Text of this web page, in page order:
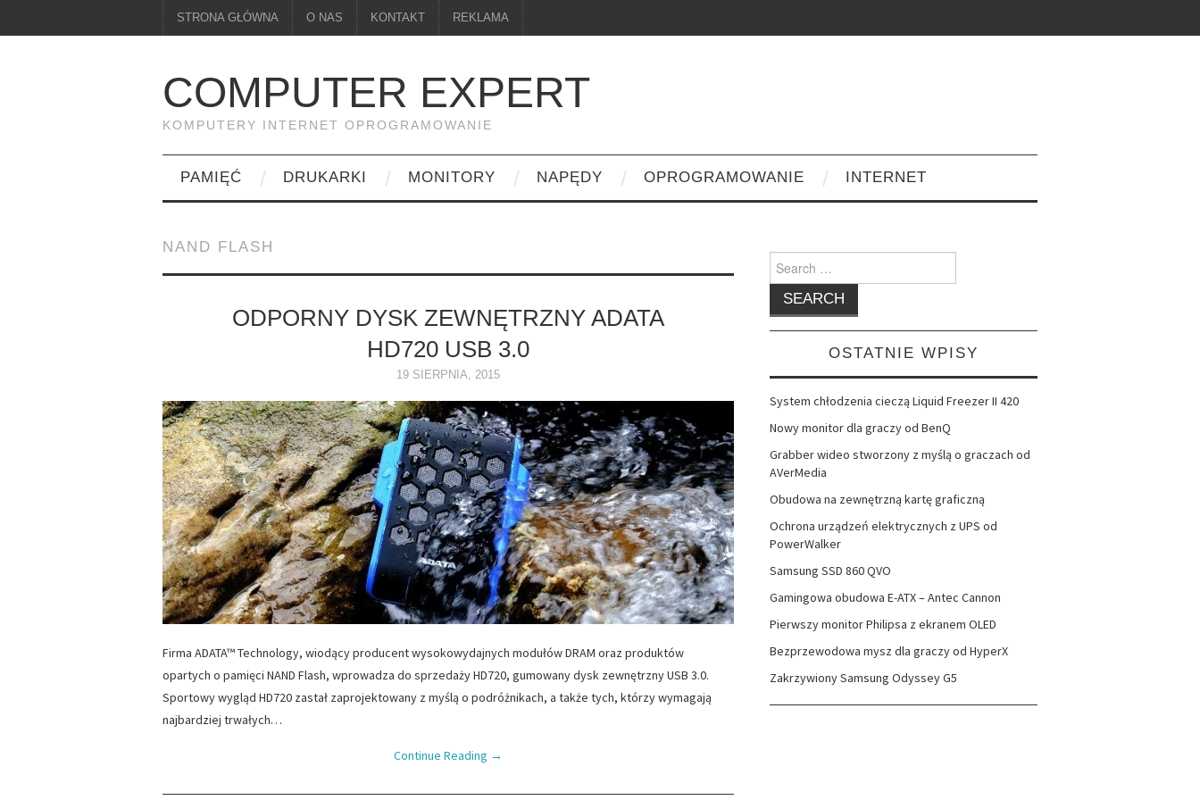
STRONA GŁÓWNA O NAS KONTAKT REKLAMA
COMPUTER EXPERT
KOMPUTERY INTERNET OPROGRAMOWANIE
PAMIĘĆ DRUKARKI MONITORY NAPĘDY OPROGRAMOWANIE INTERNET
NAND FLASH
ODPORNY DYSK ZEWNĘTRZNY ADATA
HD720 USB 3.0
19 SIERPNIA, 2015
Firma ADATA™ Technology, wiodący producent wysokowydajnych modułów DRAM oraz produktów
opartych o pamięci NAND Flash, wprowadza do sprzedaży HD720, gumowany dysk zewnętrzny USB 3.0.
Sportowy wygląd HD720 zastał zaprojektowany z myślą o podróżnikach, a także tych, którzy wymagają
najbardziej trwałych…
Continue Reading →
Search
for:
OSTATNIE WPISY
System chłodzenia cieczą Liquid Freezer II 420
Nowy monitor dla graczy od BenQ
Grabber wideo stworzony z myślą o graczach od
AVerMedia
Obudowa na zewnętrzną kartę graficzną
Ochrona urządzeń elektrycznych z UPS od
PowerWalker
Samsung SSD 860 QVO
Gamingowa obudowa E-ATX – Antec Cannon
Pierwszy monitor Philipsa z ekranem OLED
Bezprzewodowa mysz dla graczy od HyperX
Zakrzywiony Samsung Odyssey G5